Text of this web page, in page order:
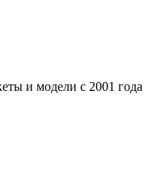
и модели с 2001 года